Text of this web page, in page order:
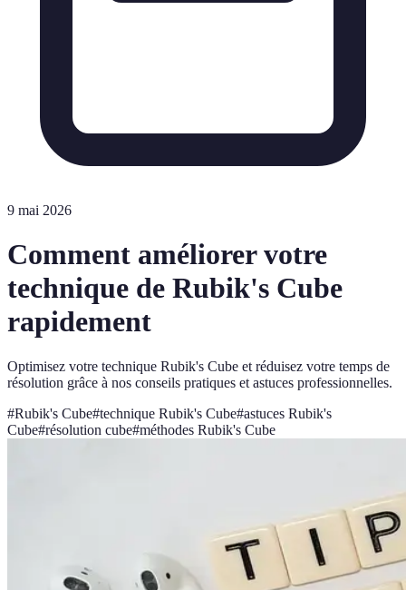
9 mai 2026
Comment améliorer votre
technique de Rubik's Cube
rapidement
Optimisez votre technique Rubik's Cube et réduisez votre temps de
résolution grâce à nos conseils pratiques et astuces professionnelles.
#Rubik's Cube#technique Rubik's Cube#astuces Rubik's
Cube#résolution cube#méthodes Rubik's Cube